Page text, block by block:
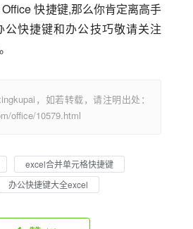
快捷键,那么你肯定离高手
公快捷键和办公技巧敬请关注
，如若转载，请注明出处：
office/10579.html
excel合并单元格快捷键
办公快捷键大全excel